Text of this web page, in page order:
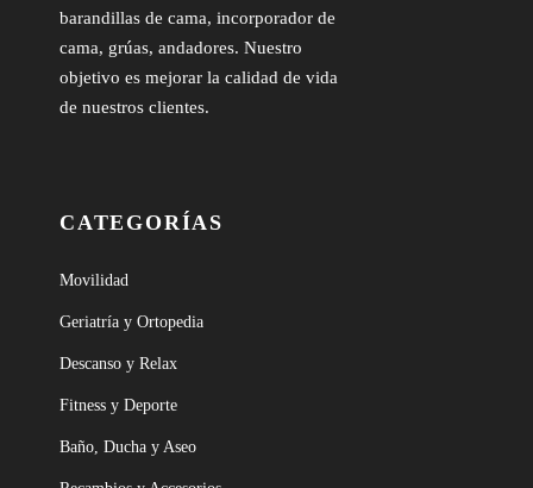
barandillas de cama, incorporador de
cama, grúas, andadores. Nuestro
objetivo es mejorar la calidad de vida
de nuestros clientes.
CATEGORÍAS
Movilidad
Geriatría y Ortopedia
Descanso y Relax
Fitness y Deporte
Baño, Ducha y Aseo